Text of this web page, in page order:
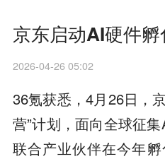
京东启动AI硬件
2026-04-26 05:02
36氪获悉，4月26日，
营”计划，面向全球征
联合产业伙伴在今年孵